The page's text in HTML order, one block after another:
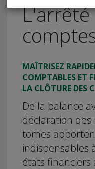
L'arrêté
MAÎTRISEZ
COMPTABLES ET
LA CLÔTURE DES
De la balance
déclaration des
tomes
indispensables
états financiers